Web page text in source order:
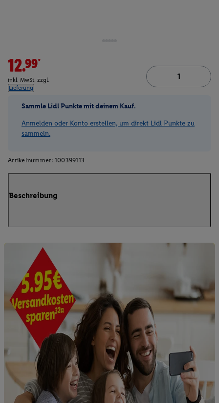
12.99*
inkl. MwSt. zzgl.
Lieferung
Sammle Lidl Punkte mit deinem Kauf.
Anmelden oder Konto erstellen, um direkt Lidl Punkte zu
sammeln.
Artikelnummer: 100399113
Beschreibung